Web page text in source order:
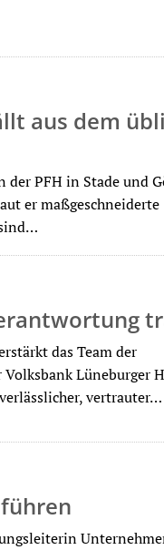
aus dem
der PFH in Stade und
er maßgeschneiderte
das Team der
Lüneburger
vertrauter…